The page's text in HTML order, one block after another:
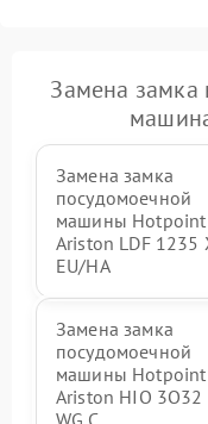
Замена замка
Замена замка
посудомоечной
машины Hotpoint
Ariston LDF 1235
EU/HA
Замена замка
посудомоечной
машины Hotpoint
Ariston HIO 3O32
WG C